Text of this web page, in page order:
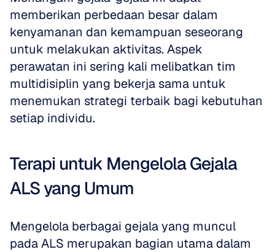
memberikan perbedaan besar dalam
kenyamanan dan kemampuan seseorang
untuk melakukan aktivitas. Aspek
perawatan ini sering kali melibatkan tim
multidisiplin yang bekerja sama untuk
menemukan strategi terbaik bagi kebutuhan
setiap individu.
Terapi untuk Mengelola Gejala
ALS yang Umum
Mengelola berbagai gejala yang muncul
pada ALS merupakan bagian utama dalam